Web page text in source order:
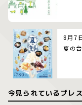
8月7
夏の
今見られているプレ